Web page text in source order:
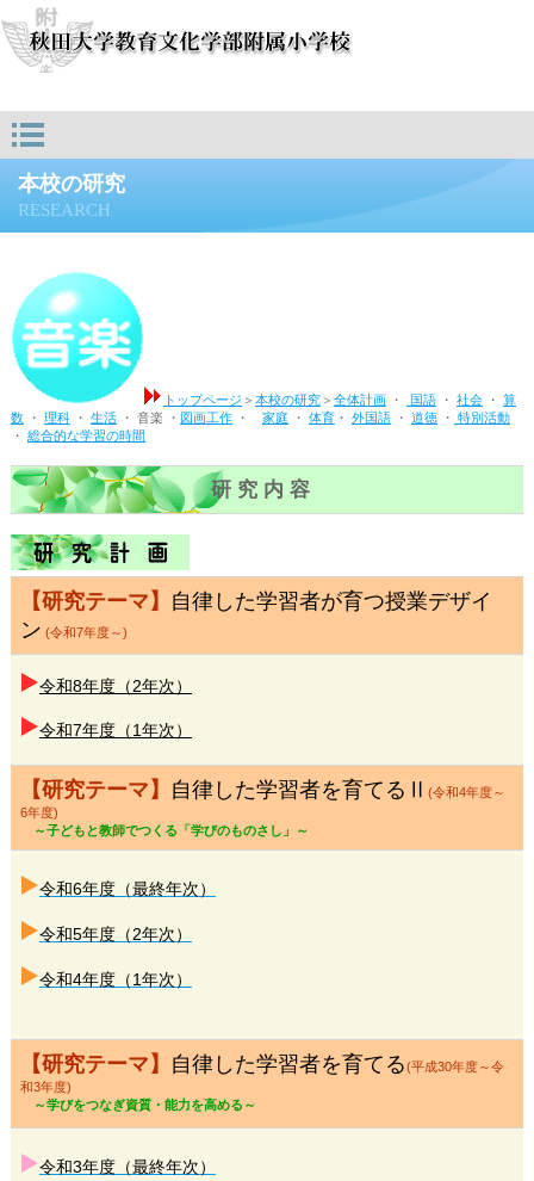
本校の研究
RESEARCH
トップページ ＞ 本校の研究＞ 全体計画・ 国語・ 社会・ 算
数・ 理科・ 生活・ 音楽 ・ 図画工作・ 家庭 ・ 体育・ 外国語・ 道徳・ 特別活動
・ 総合的な学習の時間
研 究 内 容
【研究テーマ】
自律した学習者が育つ授業デザイ
ン (令和7年度～)
令和8年度（2年次）
令和7年度（1年次）
【研究テーマ】 自律した学習者を育てるⅡ (令和4年度～
6年度)
～子どもと教師でつくる「学びのものさし」～
令和6年度（最終年次）
令和5年度（2年次）
令和4年度（1年次）
【研究テーマ】 自律した学習者を育てる(平成30年度～令
和3年度)
～学びをつなぎ資質・能力を高める～
令和3年度（最終年次）